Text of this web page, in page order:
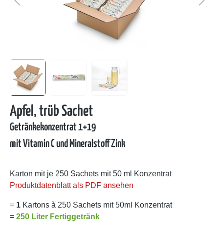
Apfel, trüb Sachet
Getränkekonzentrat 1+19
mit Vitamin C und Mineralstoff Zink
Karton mit je 250 Sachets mit 50 ml Konzentrat
Produktdatenblatt als PDF ansehen
= 1 Kartons à 250 Sachets mit 50ml Konzentrat
= 250 Liter Fertiggetränk